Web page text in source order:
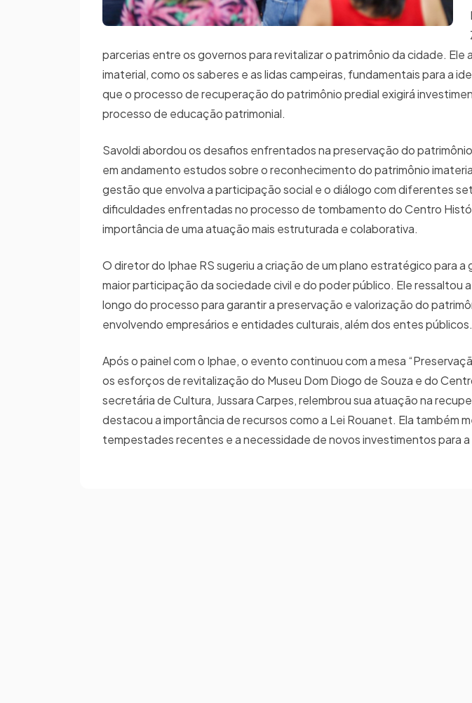
parcerias entre os governos para revitalizar o patrimônio da cidade.
imaterial, como os saberes e as lidas campeiras, fundamentais para a
que o processo de recuperação do patrimônio predial exigirá
processo de educação patrimonial.
Savoldi abordou os desafios enfrentados na preservação do
em andamento estudos sobre o reconhecimento do patrimônio
gestão que envolva a participação social e o diálogo com diferentes
dificuldades enfrentadas no processo de tombamento do Centro
importância de uma atuação mais estruturada e colaborativa.
O diretor do Iphae RS sugeriu a criação de um plano estratégico para
maior participação da sociedade civil e do poder público. Ele ressaltou
longo do processo para garantir a preservação e valorização do
envolvendo empresários e entidades culturais, além dos entes públicos.
Após o painel com o Iphae, o evento continuou com a mesa
os esforços de revitalização do Museu Dom Diogo de Souza e do
secretária de Cultura, Jussara Carpes, relembrou sua atuação na
destacou a importância de recursos como a Lei Rouanet. Ela também
tempestades recentes e a necessidade de novos investimentos para